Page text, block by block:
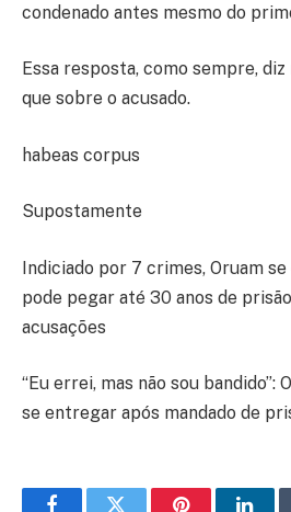
condenado antes mesmo do
Essa resposta, como sempre,
que sobre o acusado.
habeas corpus
Supostamente
Indiciado por 7 crimes, Oruam
pode pegar até 30 anos de
acusações
“Eu errei, mas não sou bandido”:
se entregar após mandado de